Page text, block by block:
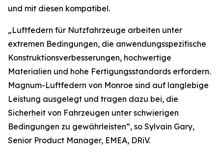
und mit diesen kompatibel.
„Luftfedern für Nutzfahrzeuge arbeiten unter
extremen Bedingungen, die anwendungsspezifische
Konstruktionsverbesserungen, hochwertige
Materialien und hohe Fertigungsstandards erfordern.
Magnum-Luftfedern von Monroe sind auf langlebige
Leistung ausgelegt und tragen dazu bei, die
Sicherheit von Fahrzeugen unter schwierigen
Bedingungen zu gewährleisten“, so Sylvain Gary,
Senior Product Manager, EMEA, DRiV.